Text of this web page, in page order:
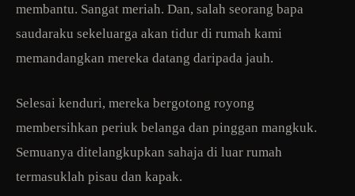
membantu. Sangat meriah. Dan, salah seorang bapa
saudaraku sekeluarga akan tidur di rumah kami
memandangkan mereka datang daripada jauh.
Selesai kenduri, mereka bergotong royong
membersihkan periuk belanga dan pinggan mangkuk.
Semuanya ditelangkupkan sahaja di luar rumah
termasuklah pisau dan kapak.